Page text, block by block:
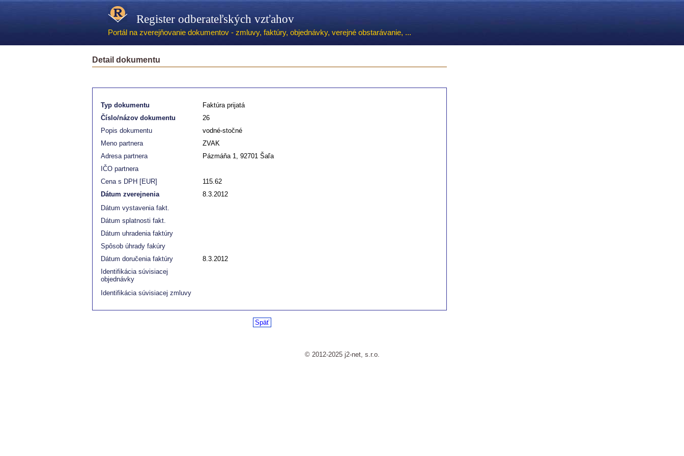
Register odberateľských vzťahov
Portál na zverejňovanie dokumentov - zmluvy, faktúry, objednávky, verejné obstarávanie, ...
Detail dokumentu
Typ dokumentu
Faktúra prijatá
Číslo/názov dokumentu
26
Popis dokumentu
vodné-stočné
Meno partnera
ZVAK
Adresa partnera
Pázmáňa 1, 92701 Šaľa
IČO partnera
Cena s DPH [EUR]
115.62
Dátum zverejnenia
8.3.2012
Dátum vystavenia fakt.
Dátum splatnosti fakt.
Dátum uhradenia faktúry
Spôsob úhrady fakúry
Dátum doručenia faktúry
8.3.2012
Identifikácia súvisiacej
objednávky
Identifikácia súvisiacej zmluvy
Späť
© 2012-2025 j2-net, s.r.o.